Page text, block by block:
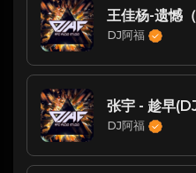
王佳杨-遗憾
DJ阿福
张宇 - 趁早
DJ阿福